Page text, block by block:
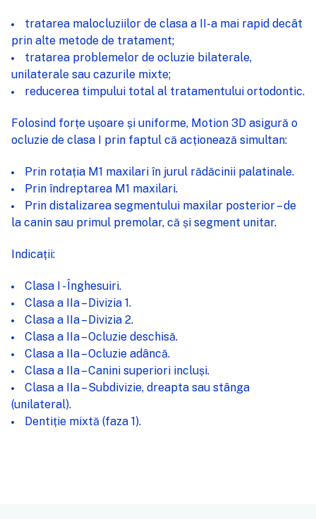
ADAUGĂ
%STR%
ÎN COȘ
tratarea malocluziilor de clasa a II-a mai rapid decât
prin alte metode de tratament;
tratarea problemelor de ocluzie bilaterale,
unilaterale sau cazurile mixte;
reducerea timpului total al tratamentului ortodontic.
Folosind forțe ușoare și uniforme, Motion 3D asigură o
ocluzie de clasa I prin faptul că acționează simultan:
Prin rotația M1 maxilari în jurul rădăcinii palatinale.
Prin îndreptarea M1 maxilari.
Prin distalizarea segmentului maxilar posterior – de
la canin sau primul premolar, că și segment unitar.
Indicații:
Clasa I - Înghesuiri.
Clasa a IIa – Divizia 1.
Clasa a IIa – Divizia 2.
Clasa a IIa – Ocluzie deschisă.
Clasa a IIa – Ocluzie adâncă.
Clasa a IIa – Canini superiori incluși.
Clasa a IIa – Subdivizie, dreapta sau stânga
(unilateral).
Dentiție mixtă (faza 1).